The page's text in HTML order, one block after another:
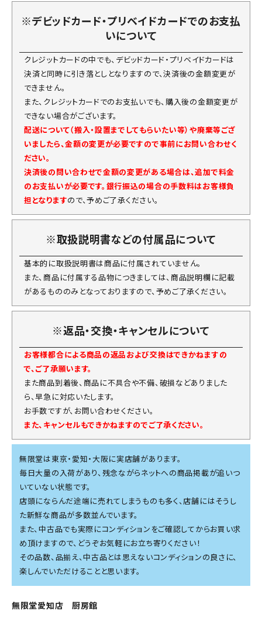
※デビッドカード・プリベイドカードでのお支払
いについて
クレジットカードの中でも、デビッドカード・プリベイドカードは
決済と同時に引き落としとなりますので、決済後の金額変更が
できません。
また、クレジットカードでのお支払いでも、購入後の金額変更が
できない場合がございます。
配送について（搬入・設置までしてもらいたい等）や廃棄等ござ
いましたら、金額の変更が必要ですので事前にお問い合わせく
ださい。
決済後の問い合わせで金額の変更がある場合は、追加で料金
のお支払いが必要です。銀行振込の場合の手数料はお客様負
担となりますので、予めご了承ください。
※取扱説明書などの付属品について
基本的に取扱説明書は商品に付属されていません。
また、商品に付属する品物につきましては、商品説明欄に記載
があるもののみとなっておりますので、予めご了承ください。
※返品・交換・キャンセルについて
お客様都合による商品の返品および交換はできかねますの
で、ご了承願います。
また商品到着後、商品に不具合や不備、破損などありました
ら、早急に対応いたします。
お手数ですが、お問い合わせください。
また、キャンセルもできかねますのでご了承ください。
無限堂は東京・愛知・大阪に実店舗があります。
毎日大量の入荷があり、残念ながらネットへの商品掲載が追いつ
いていない状態です。
店頭にならんだ途端に売れてしまうものも多く、店舗にはそうし
た新鮮な商品が多数並んでいます。
また、中古品でも実際にコンディションをご確認してからお買い求
め頂けますので、どうぞお気軽にお立ち寄りください！
その品数、品揃え、中古品とは思えないコンディションの良さに、
楽しんでいただけることと思います。
無限堂愛知店 厨房館